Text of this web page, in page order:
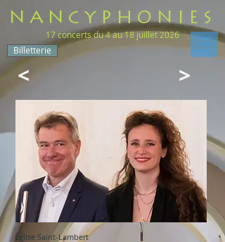
NANCYPHONIES
17 concerts du 4 au 18 juillet 2026
Billetterie
< >
Église Saint-Lambert